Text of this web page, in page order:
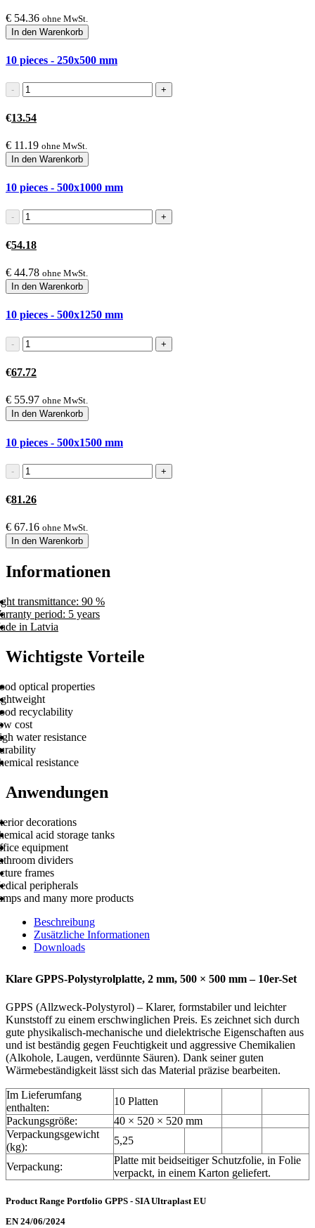
€ 54.36 ohne MwSt.
In den Warenkorb
10 pieces - 250x500 mm
€13.54
€ 11.19 ohne MwSt.
In den Warenkorb
10 pieces - 500x1000 mm
€54.18
€ 44.78 ohne MwSt.
In den Warenkorb
10 pieces - 500x1250 mm
€67.72
€ 55.97 ohne MwSt.
In den Warenkorb
10 pieces - 500x1500 mm
€81.26
€ 67.16 ohne MwSt.
In den Warenkorb
Informationen
transmittance: 90 %
period: 5 years
in Latvia
Wichtigste Vorteile
optical properties
recyclability
cost
water resistance
resistance
Anwendungen
decorations
acid storage tanks
equipment
dividers
frames
peripherals
and many more products
Beschreibung
Zusätzliche Informationen
Downloads
Klare GPPS-Polystyrolplatte, 2 mm, 500 × 500 mm – 10er-Set
GPPS (Allzweck-Polystyrol) – Klarer, formstabiler und leichter
Kunststoff zu einem erschwinglichen Preis. Es zeichnet sich durch
gute physikalisch-mechanische und dielektrische Eigenschaften aus
und ist beständig gegen Feuchtigkeit und aggressive Chemikalien
(Alkohole, Laugen, verdünnte Säuren). Dank seiner guten
Wärmebeständigkeit lässt sich das Material präzise bearbeiten.
Im Lieferumfang
enthalten:
10 Platten
Packungsgröße:
40 × 520 × 520 mm
Verpackungsgewicht
(kg):
5,25
Verpackung:
Platte mit beidseitiger Schutzfolie, in Folie
verpackt, in einem Karton geliefert.
Product Range Portfolio GPPS - SIA Ultraplast EU
EN 24/06/2024